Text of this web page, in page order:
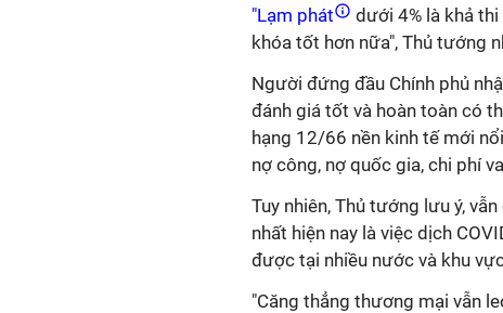
"Lạm phát
dưới 4% là khả
khóa tốt hơn nữa", Thủ tướng
Người đứng đầu Chính phủ
đánh giá tốt và hoàn toàn có
hạng 12/66 nền kinh tế mới
nợ công, nợ quốc gia, chi phí
Tuy nhiên, Thủ tướng lưu ý,
nhất hiện nay là việc dịch
được tại nhiều nước và khu
"Căng thẳng thương mại vẫn